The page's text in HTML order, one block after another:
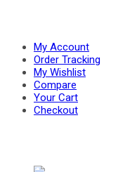
BAG
PAPER
My Account
Order Tracking
My Wishlist
Compare
Your Cart
Checkout